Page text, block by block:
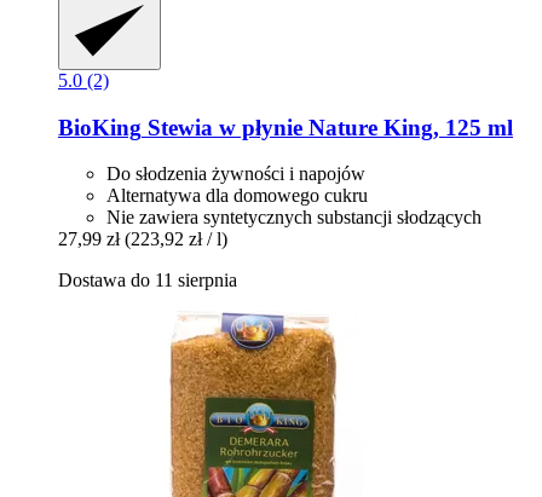
5.0 (2)
BioKing Stewia w płynie Nature King, 125 ml
Do słodzenia żywności i napojów
Alternatywa dla domowego cukru
Nie zawiera syntetycznych substancji słodzących
27,99 zł (223,92 zł / l)
Dostawa do 11 sierpnia